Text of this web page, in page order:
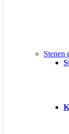
Stenen